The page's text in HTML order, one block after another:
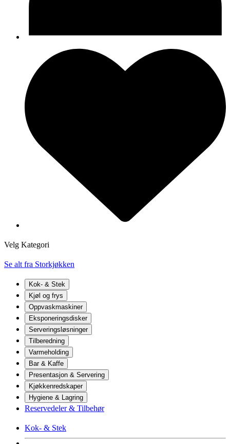
Velg Kategori
Se alt fra Storkjøkken
Kok- & Stek
Kjøl og frys
Oppvaskmaskiner
Eksponeringsdisker
Serveringsløsninger
Tilberedning
Varmeholding
Bar & Kaffe
Presentasjon & Servering
Kjøkkenredskaper
Hygiene & Lagring
Reservedeler & Tilbehør
Kok- & Stek